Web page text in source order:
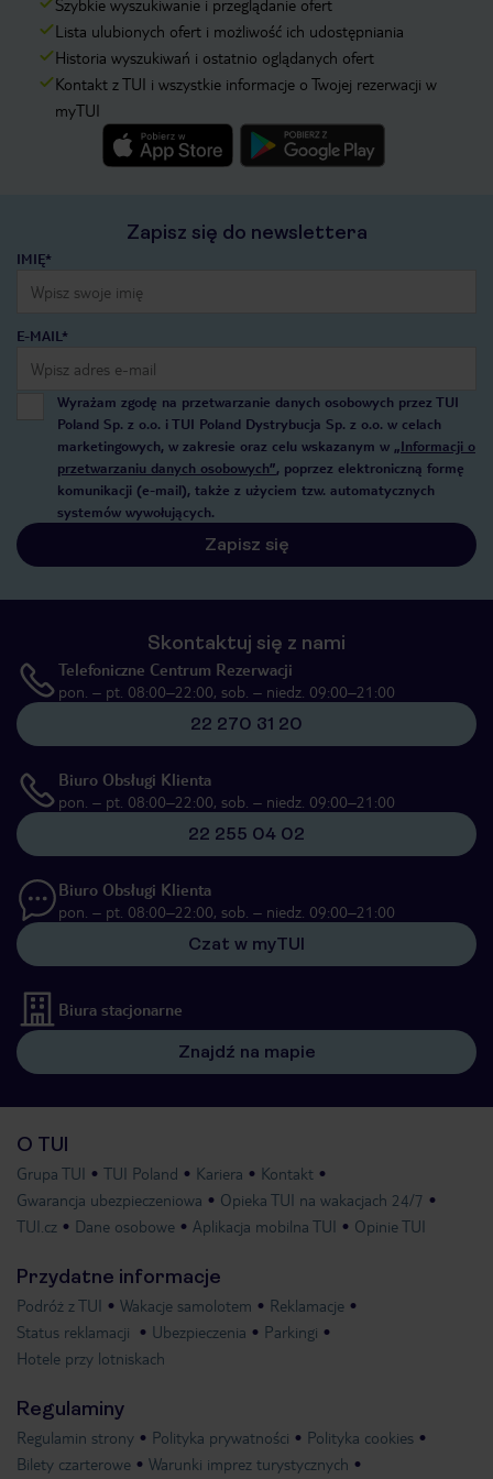
Szybkie wyszukiwanie i przeglądanie ofert
Lista ulubionych ofert i możliwość ich udostępniania
Historia wyszukiwań i ostatnio oglądanych ofert
Kontakt z TUI i wszystkie informacje o Twojej rezerwacji w
myTUI
Zapisz się do newslettera
IMIĘ*
E-MAIL*
Wyrażam zgodę na przetwarzanie danych osobowych przez TUI
Poland Sp. z o.o. i TUI Poland Dystrybucja Sp. z o.o. w celach
marketingowych, w zakresie oraz celu wskazanym w „Informacji o
przetwarzaniu danych osobowych”, poprzez elektroniczną formę
komunikacji (e-mail), także z użyciem tzw. automatycznych
systemów wywołujących.
Zapisz się
Skontaktuj się z nami
Telefoniczne Centrum Rezerwacji
pon. – pt. 08:00–22:00, sob. – niedz. 09:00–21:00
22 270 31 20
Biuro Obsługi Klienta
pon. – pt. 08:00–22:00, sob. – niedz. 09:00–21:00
22 255 04 02
Biuro Obsługi Klienta
pon. – pt. 08:00–22:00, sob. – niedz. 09:00–21:00
Czat w myTUI
Biura stacjonarne
Znajdź na mapie
O TUI
Grupa TUI TUI Poland Kariera
Kontakt
Gwarancja ubezpieczeniowa
Opieka TUI na wakacjach 24/7
TUI.cz
Dane osobowe Aplikacja mobilna TUI Opinie TUI
Przydatne informacje
Podróż z TUI Wakacje samolotem
Reklamacje
Status reklamacji
Ubezpieczenia
Parkingi
Hotele przy lotniskach
Regulaminy
Regulamin strony Polityka prywatności
Polityka cookies
Bilety czarterowe
Warunki imprez turystycznych